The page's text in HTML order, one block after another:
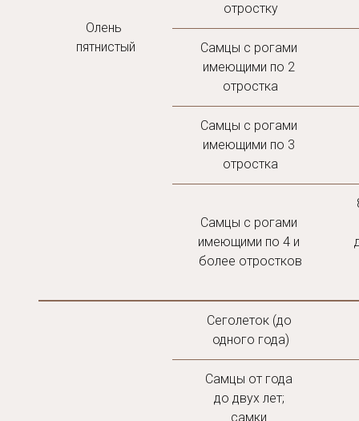
Олень
пятнистый
отростку
Самцы с рогами
имеющими по 2
отростка
Самцы с рогами
имеющими по 3
отростка
Самцы с рогами
имеющими по 4 и
более отростков
Сеголеток (до
одного года)
Самцы от года
до двух лет;
самки